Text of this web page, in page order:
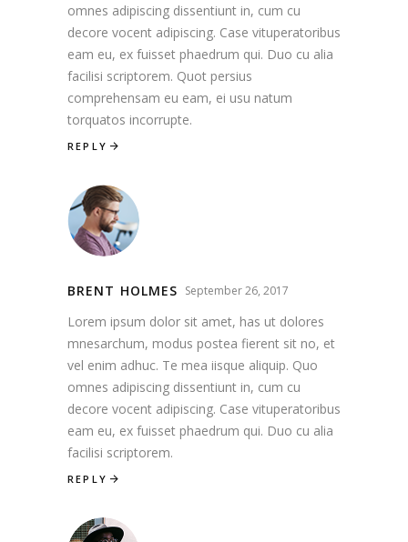
omnes adipiscing dissentiunt in, cum cu
decore vocent adipiscing. Case vituperatoribus
eam eu, ex fuisset phaedrum qui. Duo cu alia
facilisi scriptorem. Quot persius
comprehensam eu eam, ei usu natum
torquatos incorrupte.
REPLY
BRENT HOLMES September 26, 2017
Lorem ipsum dolor sit amet, has ut dolores
mnesarchum, modus postea fierent sit no, et
vel enim adhuc. Te mea iisque aliquip. Quo
omnes adipiscing dissentiunt in, cum cu
decore vocent adipiscing. Case vituperatoribus
eam eu, ex fuisset phaedrum qui. Duo cu alia
facilisi scriptorem.
REPLY